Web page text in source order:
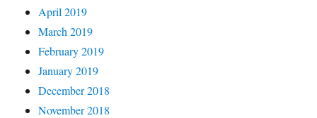
April 2019
March 2019
February 2019
January 2019
December 2018
November 2018